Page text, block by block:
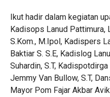
Ikut hadir dalam kegiatan
Kadisops Lanud Pattimura,
S.Kom., M.Ipol, Kadispers
Baktiar S. S.E, Kadislog
Suhardin, S.T,
Jemmy Van Bullow, S.T,
Mayor Pom Fajar Akbar